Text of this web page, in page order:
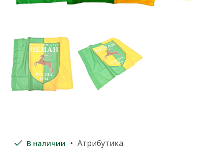
В наличии Атрибутика